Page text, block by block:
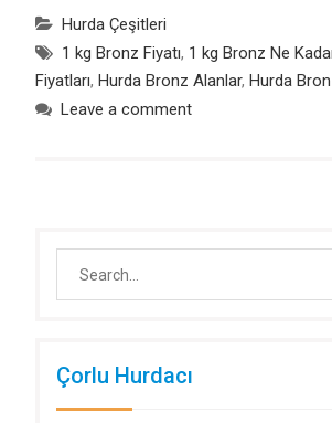
Hurda Çeşitleri
1 kg Bronz Fiyatı, 1 kg Bronz Ne
Fiyatları, Hurda Bronz Alanlar, Hurda
Leave a comment
Çorlu Hurdacı